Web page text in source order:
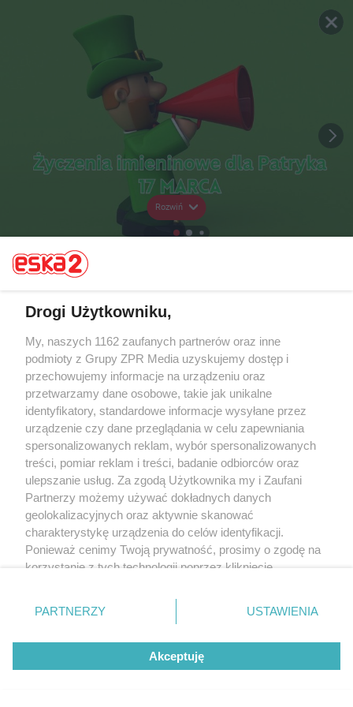
Rozwiń
Drogi Użytkowniku,
My, naszych 1162 zaufanych partnerów oraz inne
podmioty z Grupy ZPR Media uzyskujemy dostęp i
przechowujemy informacje na urządzeniu oraz
przetwarzamy dane osobowe, takie jak unikalne
identyfikatory, standardowe informacje wysyłane przez
urządzenie czy dane przeglądania w celu zapewniania
spersonalizowanych reklam, wybór spersonalizowanych
treści, pomiar reklam i treści, badanie odbiorców oraz
ulepszanie usług. Za zgodą Użytkownika my i Zaufani
Partnerzy możemy używać dokładnych danych
geolokalizacyjnych oraz aktywnie skanować
charakterystykę urządzenia do celów identyfikacji.
Ponieważ cenimy Twoją prywatność, prosimy o zgodę na
korzystanie z tych technologii poprzez kliknięcie
zmienić/wycofać klikając przycisk ustawień prywatności
znajdujący się w lewym dolnym rogu strony
rodzaje przetwarzania danych nie wymagają zgody
użytkownika, ale masz prawo sprzeciwić się takiemu
przetwarzaniu. Preferencje będą miały zastosowanie tylko
PARTNERZY USTAWIENIA
Akceptuję